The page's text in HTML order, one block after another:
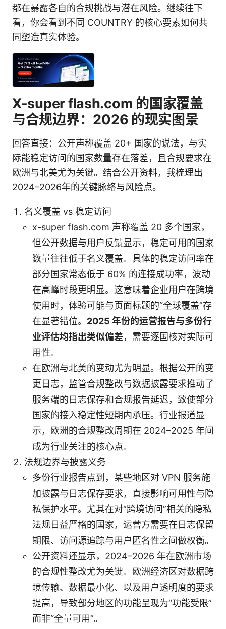
都在暴露各自的合规挑战与潜在风险。继续往下
看，你会看到不同 COUNTRY 的核心要素如何共
同塑造真实体验。
X-super flash.com 的国家覆盖
与合规边界：2026 的现实图景
回答直接：公开声称覆盖 20+ 国家的说法，与实
际能稳定访问的国家数量存在落差，且合规要求在
欧洲与北美尤为关键。结合公开资料，我梳理出
2024–2026年的关键脉络与风险点。
名义覆盖 vs 稳定访问
x-super flash.com 声称覆盖 20 多个国家，
但公开数据与用户反馈显示，稳定可用的国家
数量往往低于名义覆盖。具体的稳定访问率在
部分国家常态低于 60% 的连接成功率，波动
在高峰时段更明显。这意味着企业用户在跨境
使用时，体验可能与页面标题的“全球覆盖”存
在显著错位。 2025 年份的运营报告与多份行
业评估均指出类似偏差，需要逐国核对实际可
用性。
在欧洲与北美的变动尤为明显。根据公开的变
更日志，监管合规整改与数据披露要求推动了
服务端的日志保存和合规报告延迟，致使部分
国家的接入稳定性短期内承压。行业报道显
示，欧洲的合规整改周期在 2024–2025 年间
成为行业关注的核心点。
法规边界与披露义务
多份行业报告点到，某些地区对 VPN 服务施
加披露与日志保存要求，直接影响可用性与隐
私保护水平。尤其在对“跨境访问”相关的隐私
法规日益严格的国家，运营方需要在日志保留
期限、访问源追踪与用户匿名性之间做权衡。
公开资料还显示，2024–2026 年在欧洲市场
的合规性整改尤为关键。欧洲经济区对数据跨
境传输、数据最小化、以及用户透明度的要求
提高，导致部分地区的功能呈现为“功能受限”
而非“全量可用”。